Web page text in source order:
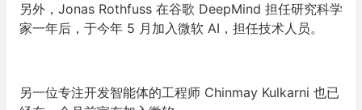
另外，Jonas Rothfuss 在谷歌 DeepMind 担任研究科学
家一年后，于今年 5 月加入微软 AI，担任技术人员。
另一位专注开发智能体的工程师 Chinmay Kulkarni 也已